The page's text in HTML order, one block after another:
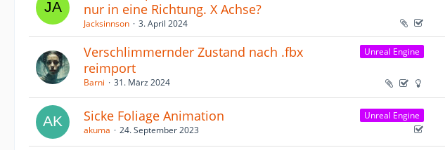
nur in eine Richtung. X Achse?
Jacksinnson 3. April 2024
Unreal Engine
Verschlimmernder Zustand nach .fbx
reimport
Barni 31. März 2024
Unreal Engine
Sicke Foliage Animation
akuma 24. September 2023